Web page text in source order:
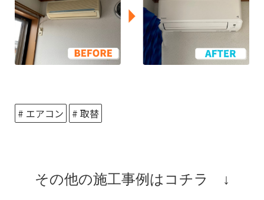
# エアコン # 取替
その他の施工事例はコチラ ↓